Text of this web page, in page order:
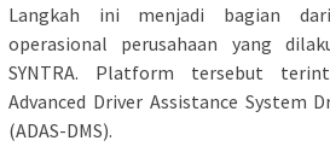
Langkah ini menjadi bagian
operasional perusahaan yang
SYNTRA. Platform tersebut
Advanced Driver Assistance System
(ADAS-DMS).